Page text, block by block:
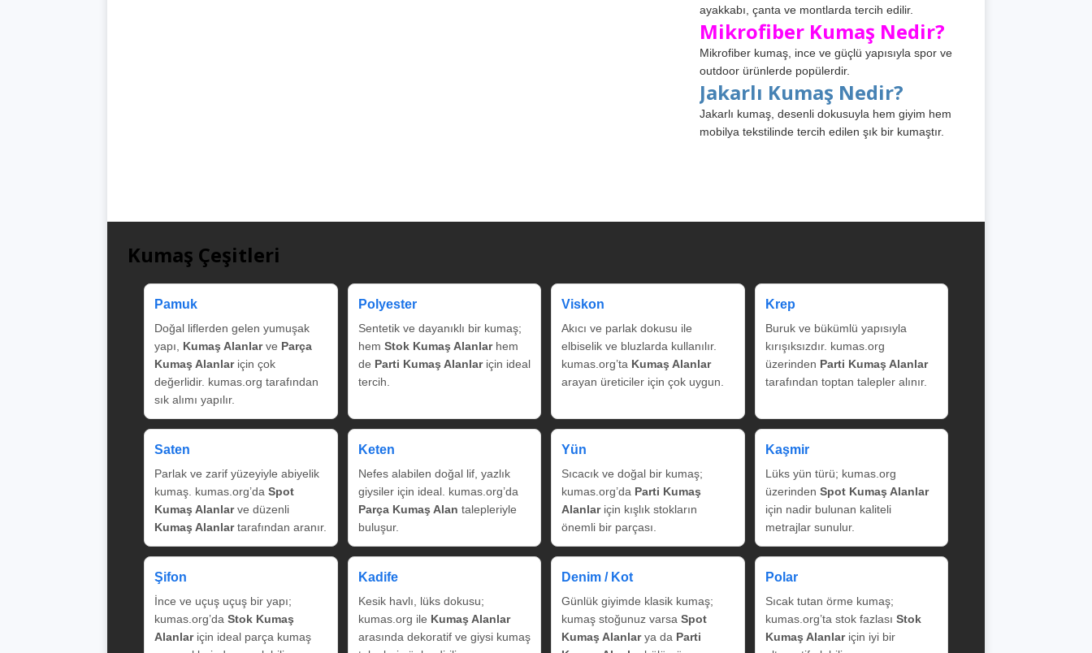
ayakkabı, çanta ve montlarda tercih edilir.
Mikrofiber Kumaş Nedir?
Mikrofiber kumaş, ince ve güçlü yapısıyla spor ve
outdoor ürünlerde popülerdir.
Jakarlı Kumaş Nedir?
Jakarlı kumaş, desenli dokusuyla hem giyim hem
mobilya tekstilinde tercih edilen şık bir kumaştır.
Kumaş Çeşitleri
Pamuk
Doğal liflerden gelen yumuşak
yapı, Kumaş Alanlarve Parça
Kumaş Alanlariçin çok
değerlidir. kumas.org tarafından
sık alımı yapılır.
Polyester
Sentetik ve dayanıklı bir kumaş;
hem Stok Kumaş Alanlarhem
de Parti Kumaş Alanlariçin ideal
tercih.
Viskon
Akıcı ve parlak dokusu ile
elbiselik ve bluzlarda kullanılır.
kumas.org’ta Kumaş Alanlar
arayan üreticiler için çok uygun.
Krep
Buruk ve bükümlü yapısıyla
kırışıksızdır. kumas.org
üzerinden Parti Kumaş Alanlar
tarafından toptan talepler alınır.
Saten
Parlak ve zarif yüzeyiyle abiyelik
kumaş. kumas.org’da Spot
Kumaş Alanlarve düzenli
Kumaş Alanlartarafından aranır.
Keten
Nefes alabilen doğal lif, yazlık
giysiler için ideal. kumas.org’da
Parça Kumaş Alan talepleriyle
buluşur.
Yün
Sıcacık ve doğal bir kumaş;
kumas.org’da Parti Kumaş
Alanlariçin kışlık stokların
önemli bir parçası.
Kaşmir
Lüks yün türü; kumas.org
üzerinden Spot Kumaş Alanlar
için nadir bulunan kaliteli
metrajlar sunulur.
Şifon
İnce ve uçuş uçuş bir yapı;
kumas.org’da Stok Kumaş
Alanlariçin ideal parça kumaş
Kadife
Kesik havlı, lüks dokusu;
kumas.org ile Kumaş Alanlar
arasında dekoratif ve giysi kumaş
Denim / Kot
Günlük giyimde klasik kumaş;
kumaş stoğunuz varsa Spot
Kumaş Alanlarya da Parti
Polar
Sıcak tutan örme kumaş;
kumas.org’ta stok fazlası Stok
Kumaş Alanlariçin iyi bir